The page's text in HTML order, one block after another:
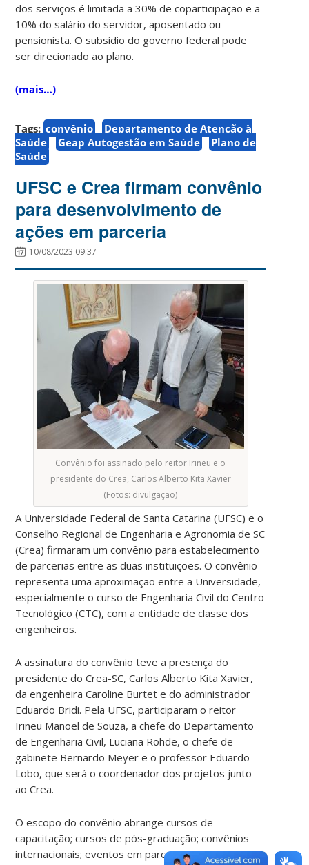
dos serviços é limitada a 30% de coparticipação e a
10% do salário do servidor, aposentado ou
pensionista. O subsídio do governo federal pode
ser direcionado ao plano.
(mais…)
Tags: convênio
Departamento de Atenção à
Saúde
Geap Autogestão em Saúde
Plano de
Saúde
UFSC e Crea firmam convênio
para desenvolvimento de
ações em parceria
10/08/2023 09:37
Convênio foi assinado pelo reitor Irineu e o
presidente do Crea, Carlos Alberto Kita Xavier
(Fotos: divulgação)
A Universidade Federal de Santa Catarina (UFSC) e o
Conselho Regional de Engenharia e Agronomia de SC
(Crea) firmaram um convênio para estabelecimento
de parcerias entre as duas instituições. O convênio
representa uma aproximação entre a Universidade,
especialmente o curso de Engenharia Civil do Centro
Tecnológico (CTC), com a entidade de classe dos
engenheiros.
A assinatura do convênio teve a presença do
presidente do Crea-SC, Carlos Alberto Kita Xavier,
da engenheira Caroline Burtet e do administrador
Eduardo Bridi. Pela UFSC, participaram o reitor
Irineu Manoel de Souza, a chefe do Departamento
de Engenharia Civil, Luciana Rohde, o chefe de
gabinete Bernardo Meyer e o professor Eduardo
Lobo, que será o coordenador dos projetos junto
ao Crea.
O escopo do convênio abrange cursos de
capacitação; cursos de pós-graduação; convênios
internacionais; eventos em parceria;